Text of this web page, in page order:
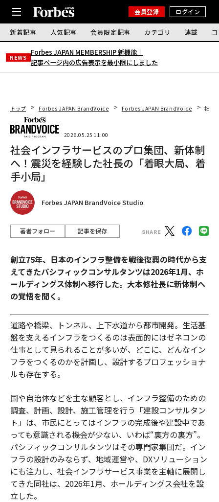
会員登録 ログイン
新着記事 人気記事 会員限定記事 カテゴリ 連載
NEWS
Forbes JAPAN MEMBERSHIP 新機能｜
記事ページ内の広告表示を最小限にしました
トップ Forbes JAPAN BrandVoice Forbes JAPAN BrandVoice 社会
2026.05.25 11:00
社会インフラサービスのプロ集団、新体制
へ！震災を経験した社長の「着眼大局、着
手小局」
Forbes JAPAN BrandVoice Studio
著者フォロー 記事を保存
創立75年、日本のインフラ整備を戦後復興の時代から支
えてきたパシフィックコンサルタンツは2026年1月、ホ
ールディングス体制へ移行した。大本修社長に新体制へ
の覚悟を聞く。
道路や橋梁、トンネル、上下水道から都市開発。生活基
盤を支えるインフラをつくるのは表面的にはゼネコンの
仕事として見られることが多いが、どこに、どんなイン
フラをつくるのかを計画し、設計するプロフェッショナ
ルも存在する。
国や自治体などを主な顧客とし、インフラ整備のための
調査、計画、設計、施工管理を行う「建設コンサルタン
ト」は、市民にとってはインフラの完成後や建設中であ
っても意識される機会が少ない、いわば“裏方の裏方”。
パシフィックコンサルタンツはその専門家集団だ。イン
フラの設計のみならず、地域運営や、DXソリューション
にも注力し、社会インフラサービス事業を主軸に展開し
てきた同社は、2026年1月、ホールディングス会社を設
立した。